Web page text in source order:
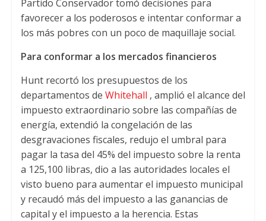
Partido Conservador tomó decisiones para
favorecer a los poderosos e intentar conformar a
los más pobres con un poco de maquillaje social.
Para conformar a los mercados financieros
Hunt recortó los presupuestos de los
departamentos de Whitehall , amplió el alcance del
impuesto extraordinario sobre las compañías de
energía, extendió la congelación de las
desgravaciones fiscales, redujo el umbral para
pagar la tasa del 45% del impuesto sobre la renta
a 125,100 libras, dio a las autoridades locales el
visto bueno para aumentar el impuesto municipal
y recaudó más del impuesto a las ganancias de
capital y el impuesto a la herencia. Estas